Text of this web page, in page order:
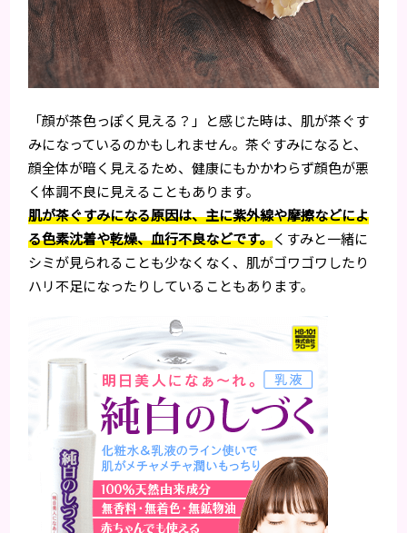
「顔が茶色っぽく見える？」と感じた時は、肌が茶ぐす
みになっているのかもしれません。茶ぐすみになると、
顔全体が暗く見えるため、健康にもかかわらず顔色が悪
く体調不良に見えることもあります。
肌が茶ぐすみになる原因は、主に紫外線や摩擦などによ
る色素沈着や乾燥、血行不良などです。くすみと一緒に
シミが見られることも少なくなく、肌がゴワゴワしたり
ハリ不足になったりしていることもあります。